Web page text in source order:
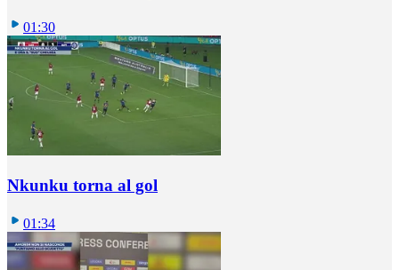
01:30
Nkunku torna al gol
01:34